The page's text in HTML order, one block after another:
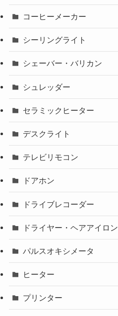
コーヒーメーカー
シーリングライト
シェーバー・バリカン
シュレッダー
セラミックヒーター
デスクライト
テレビリモコン
ドアホン
ドライブレコーダー
ドライヤー・ヘアアイロン
パルスオキシメータ
ヒーター
プリンター